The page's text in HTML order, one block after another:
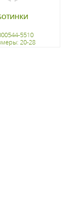
5510
20-28